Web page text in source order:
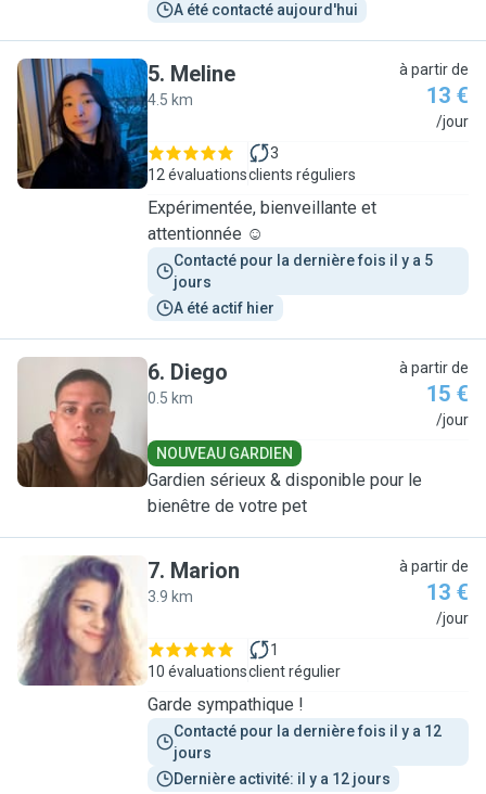
A été contacté aujourd'hui
M
5. Meline
4.5 km
à partir de
13 €
/jour
12 évaluations
3
clients réguliers
Expérimentée, bienveillante et
attentionnée ☺️
Contacté pour la dernière fois il y a 5
jours
A été actif hier
D
6. Diego
0.5 km
à partir de
15 €
/jour
NOUVEAU GARDIEN
Gardien sérieux & disponible pour le
bienêtre de votre pet
M
7. Marion
3.9 km
à partir de
13 €
/jour
10 évaluations
1
client régulier
Garde sympathique !
Contacté pour la dernière fois il y a 12
jours
Dernière activité: il y a 12 jours